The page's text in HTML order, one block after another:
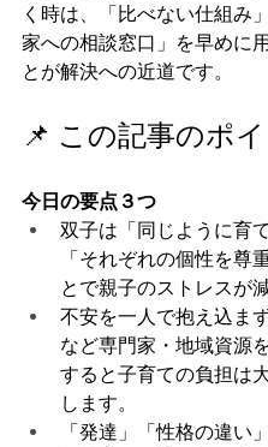
く時は、「比べない仕組み
家への相談窓口」を早めに
とが解決への近道です。
📌 この記事のポ
今日の要点３つ
双子は「同じように育
「それぞれの個性を尊
とで親子のストレスが
不安を一人で抱え込ま
など専門家・地域資源
すると子育ての負担は
します。
「発達」「性格の違い